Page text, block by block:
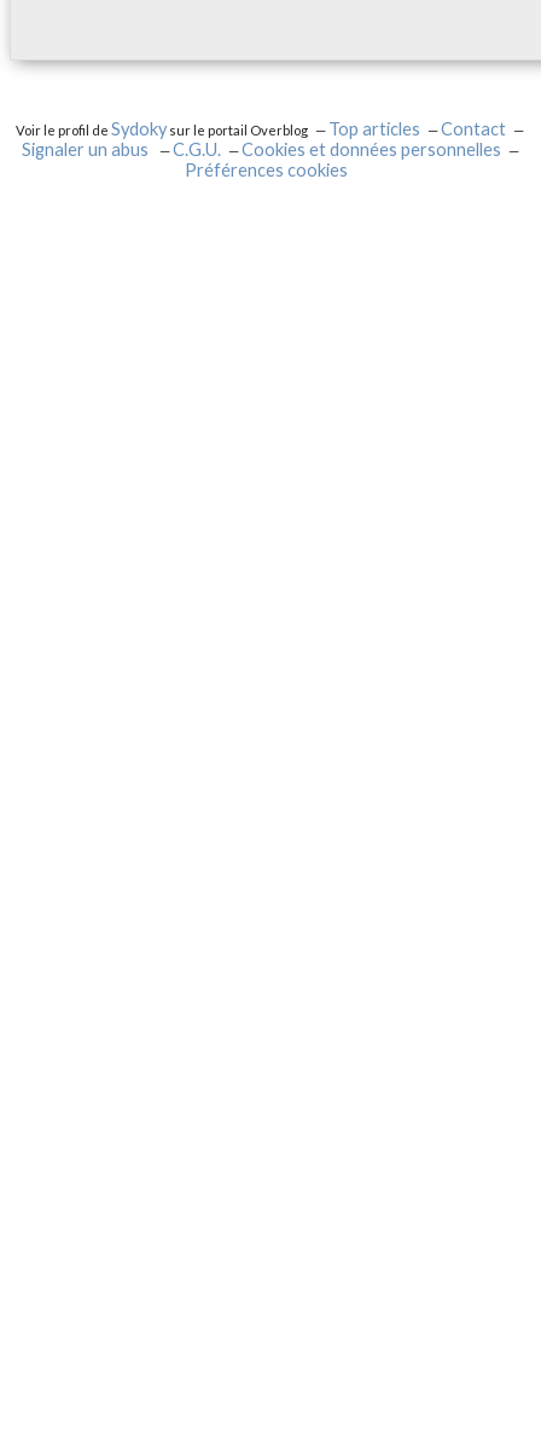
Voir le profil deSydokysur le portail Overblog Top articles
Contact
Signaler un abus
C.G.U.
Cookies et données personnelles
Préférences cookies